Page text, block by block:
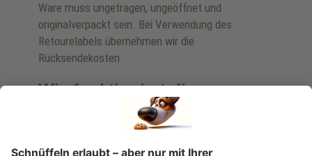
Ware muss ungetragen, ungeöffnet und
originalverpackt sein. Bei Verwendung des
Retourelabels übernehmen wir die
Rücksendekosten.
Wie funktioniert die
Rücksendung?
Bitte fülle das Rücksendeformular aus. Dieses